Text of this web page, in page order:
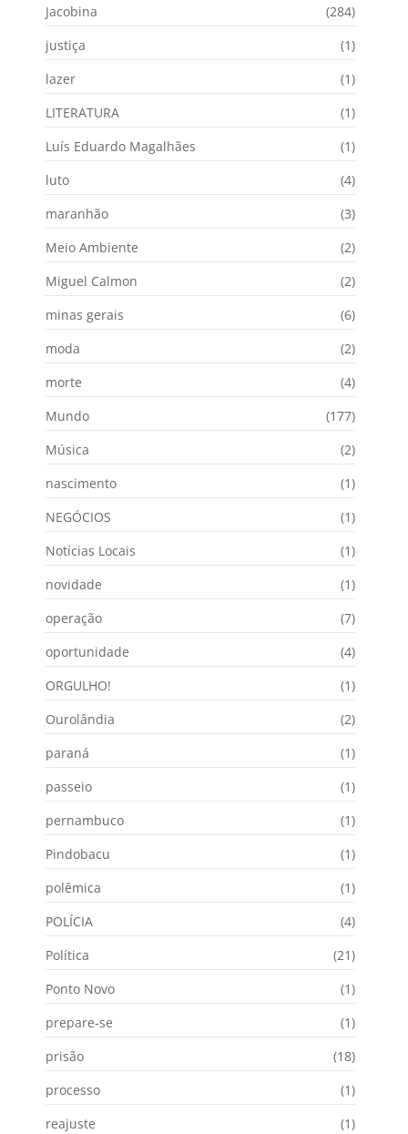
Jacobina
(284)
justiça
(1)
lazer
(1)
LITERATURA
(1)
Luís Eduardo Magalhães
(1)
luto
(4)
maranhão
(3)
Meio Ambiente
(2)
Miguel Calmon
(2)
minas gerais
(6)
moda
(2)
morte
(4)
Mundo
(177)
Música
(2)
nascimento
(1)
NEGÓCIOS
(1)
Notícias Locais
(1)
novidade
(1)
operação
(7)
oportunidade
(4)
ORGULHO!
(1)
Ourolândia
(2)
paraná
(1)
passeio
(1)
pernambuco
(1)
Pindobacu
(1)
polêmica
(1)
POLÍCIA
(4)
Política
(21)
Ponto Novo
(1)
prepare-se
(1)
prisão
(18)
processo
(1)
reajuste
(1)